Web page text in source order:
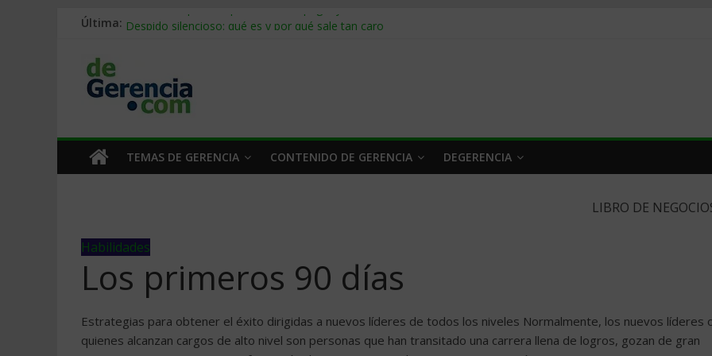
Última: Stablecoins para empresas: cómo pagar y cobrar en 2026
Trabajo forzoso en la cadena de suministro: qué hacer
Mercado hispano de EE. UU.: cómo segmentarlo y venderle
TEMAS DE GERENCIA CONTENIDO DE GERENCIA DEGERENCIA
LIBRO DE
Habilidades
Los primeros 90 días
Estrategias para obtener el éxito dirigidas a nuevos líderes de todos los niveles Normalmente, los nuevos líderes
quienes alcanzan cargos de alto nivel son personas que han transitado una carrera llena de logros, gozan de gran